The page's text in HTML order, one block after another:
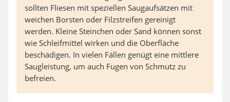
sollten Fliesen mit speziellen Saugaufsätzen mit
weichen Borsten oder Filzstreifen gereinigt
werden. Kleine Steinchen oder Sand können sonst
wie Schleifmittel wirken und die Oberfläche
beschädigen. In vielen Fällen genügt eine mittlere
Saugleistung, um auch Fugen von Schmutz zu
befreien.